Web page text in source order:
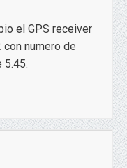
el GPS receiver
numero de
5.45.